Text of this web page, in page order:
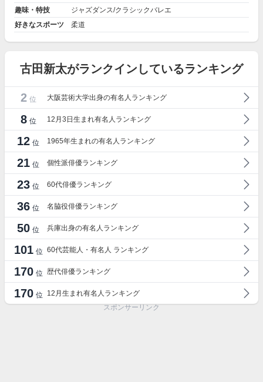
趣味・特技
ジャズダンス/クラシックバレエ
好きなスポーツ
柔道
古田新太がランクインしているランキング
2 位 大阪芸術大学出身の有名人ランキング
8 位 12月3日生まれ有名人ランキング
12 位 1965年生まれの有名人ランキング
21 位 個性派俳優ランキング
23 位 60代俳優ランキング
36 位 名脇役俳優ランキング
50 位 兵庫出身の有名人ランキング
101 位 60代芸能人・有名人 ランキング
170 位 歴代俳優ランキング
170 位
12月生まれ有名人ランキング
スポンサーリンク